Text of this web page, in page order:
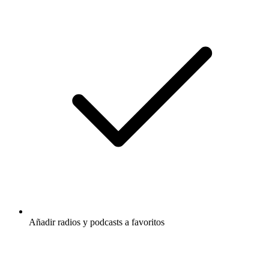
Añadir radios y podcasts a favoritos